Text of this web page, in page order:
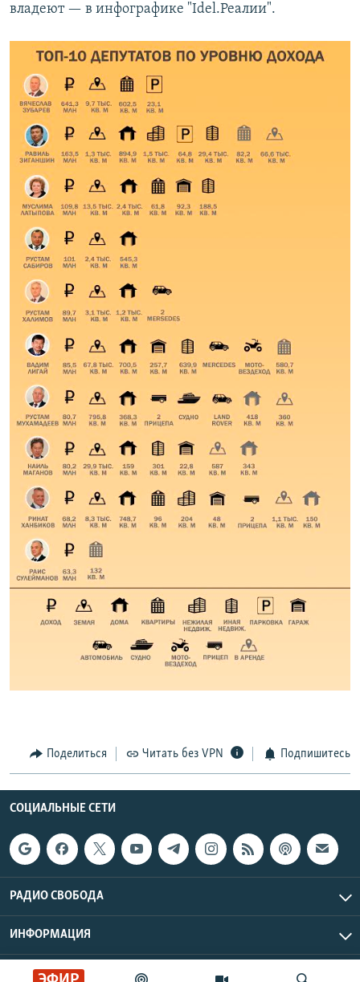
Все сайты РСЕ/РС
владеют — в инфографике "Idel.Реалии".
Поделиться Читать без VPN Подпишитесь
СОЦИАЛЬНЫЕ СЕТИ
РАДИО СВОБОДА
ИНФОРМАЦИЯ
Радио Свобода © 2026 RFE/RL, Inc. | Все права защищены.